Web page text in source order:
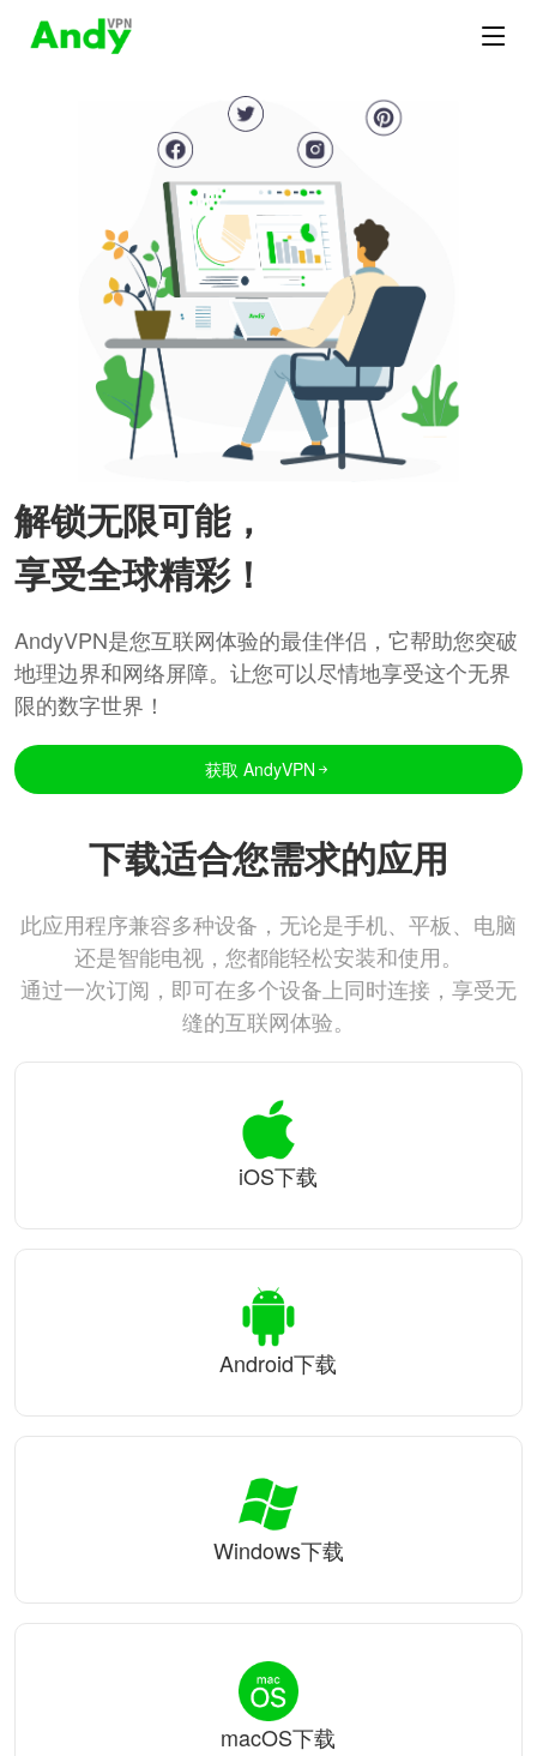
解锁无限可能，
享受全球精彩！
AndyVPN是您互联网体验的最佳伴侣，它帮助您突破
地理边界和网络屏障。让您可以尽情地享受这个无界
限的数字世界！
获取 AndyVPN
下载适合您需求的应用
此应用程序兼容多种设备，无论是手机、平板、电脑
还是智能电视，您都能轻松安装和使用。
通过一次订阅，即可在多个设备上同时连接，享受无
缝的互联网体验。
iOS下载
Android下载
Windows下载
macOS下载